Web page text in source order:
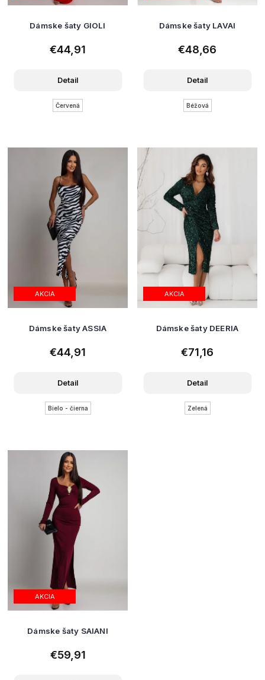
Dámske šaty GIOLI
€44,91
Detail
Červená
Dámske šaty LAVAI
€48,66
Detail
Béžová
AKCIA
Dámske šaty ASSIA
€44,91
Detail
Bielo - čierna
AKCIA
Dámske šaty DEERIA
€71,16
Detail
Zelená
AKCIA
Dámske šaty SAIANI
€59,91